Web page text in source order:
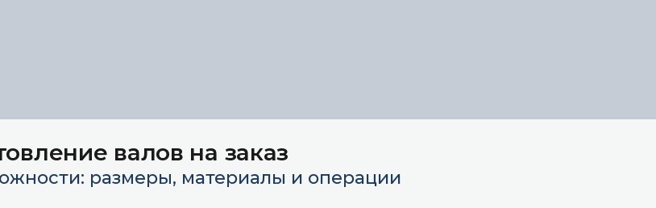
валов на заказ
размеры, материалы и операции